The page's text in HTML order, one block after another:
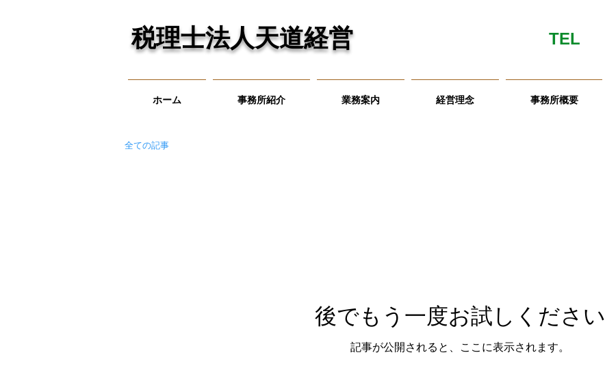
税理士法人天道経営 TEL
ホーム 事務所紹介 業務案内 経営理念 事務所概要
全ての記事
後でもう一度お試しください
記事が公開されると、ここに表示されます。